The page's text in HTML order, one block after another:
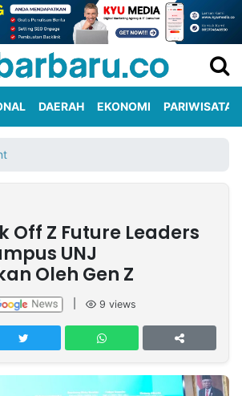
DAERAH EKONOMI PARIWISATA
Off Z Future Leaders
UNJ
Oleh Gen Z
9 views